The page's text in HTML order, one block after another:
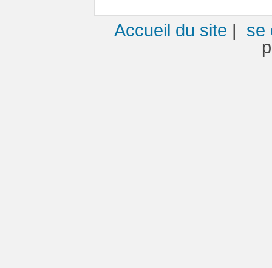
Accueil du site | se